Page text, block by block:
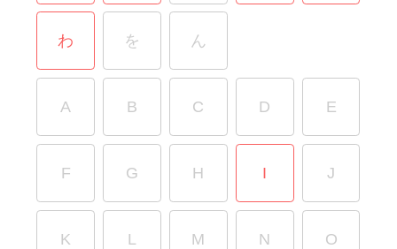
わ を ん
A B C D E
F G H I J
K L M N O